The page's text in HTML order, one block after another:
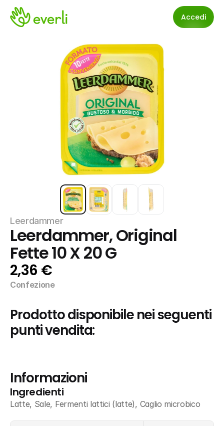
Accedi
Leerdammer
Leerdammer, Original
Fette 10 X 20 G
2,36 €
Confezione
Prodotto disponibile nei seguenti
punti vendita:
Informazioni
Ingredienti
Latte, Sale, Fermenti lattici (latte), Caglio microbico